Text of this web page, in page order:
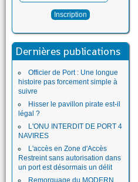
Dernières publications
Officier de Port : Une longue
histoire pas forcement simple à
suivre
Hisser le pavillon pirate est-il
légal ?
L'ONU INTERDIT DE PORT 4
NAVIRES
L'accès en Zone d'Accès
Restreint sans autorisation dans
un port est désormais un délit
Remorquage du MODERN